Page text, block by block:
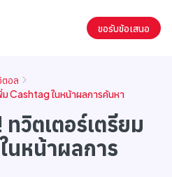
ขอรับข้อเสนอ
ตอล
ม Cashtag ในหน้าผลการค้นหา
วิตเตอร์เตรียม
นหน้าผลการ